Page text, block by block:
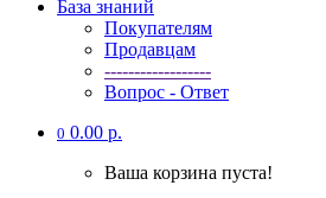
База знаний
Покупателям
Продавцам
------------------
Вопрос - Ответ
0 0.00 р.
Ваша корзина пуста!